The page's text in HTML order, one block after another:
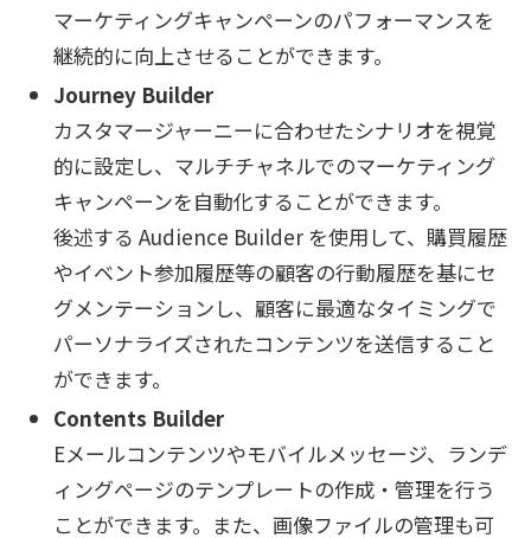
マーケティングキャンペーンのパフォーマンスを
継続的に向上させることができます。
Journey Builder
カスタマージャーニーに合わせたシナリオを視覚
的に設定し、マルチチャネルでのマーケティング
キャンペーンを自動化することができます。
後述する Audience Builder を使用して、購買履歴
やイベント参加履歴等の顧客の行動履歴を基にセ
グメンテーションし、顧客に最適なタイミングで
パーソナライズされたコンテンツを送信すること
ができます。
Contents Builder
Eメールコンテンツやモバイルメッセージ、ランデ
ィングページのテンプレートの作成・管理を行う
ことができます。また、画像ファイルの管理も可